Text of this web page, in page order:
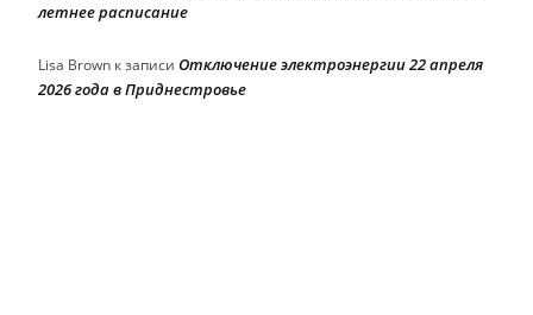
летнее расписание
Lisa Brown к записи Отключение электроэнергии 22 апреля
2026 года в Приднестровье